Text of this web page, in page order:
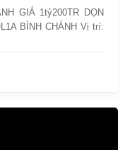
GIÁ 1tỷ200TR DỌN
BÌNH CHÁNH Vị trí: